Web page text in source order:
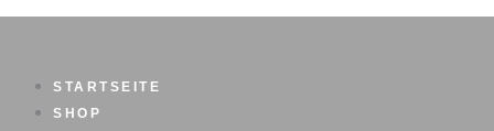
STARTSEITE
SHOP